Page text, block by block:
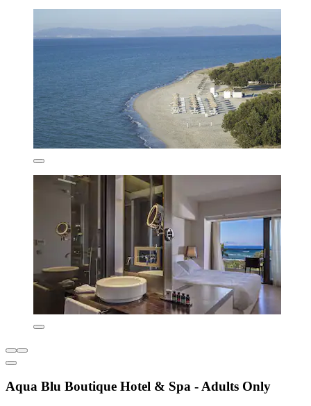
Aqua Blu Boutique Hotel & Spa - Adults Only